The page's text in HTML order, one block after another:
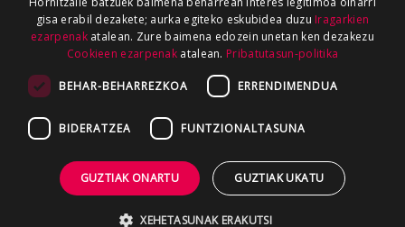
gisa erabil dezakete; aurka egiteko eskubidea duzu Iragarkien
ezarpenakatalean. Zure baimena edozein unetan ken dezakezu
Cookieen ezarpenak atalean. Pribatutasun-politika
BEHAR-BEHARREZKOA ERRENDIMENDUA
BIDERATZEA FUNTZIONALTASUNA
GUZTIAK ONARTU GUZTIAK UKATU
XEHETASUNAK ERAKUTSI